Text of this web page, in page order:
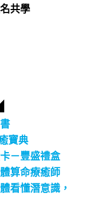
共學​
寶典
－豐盛禮盒
算命療癒師
看懂潛意識，